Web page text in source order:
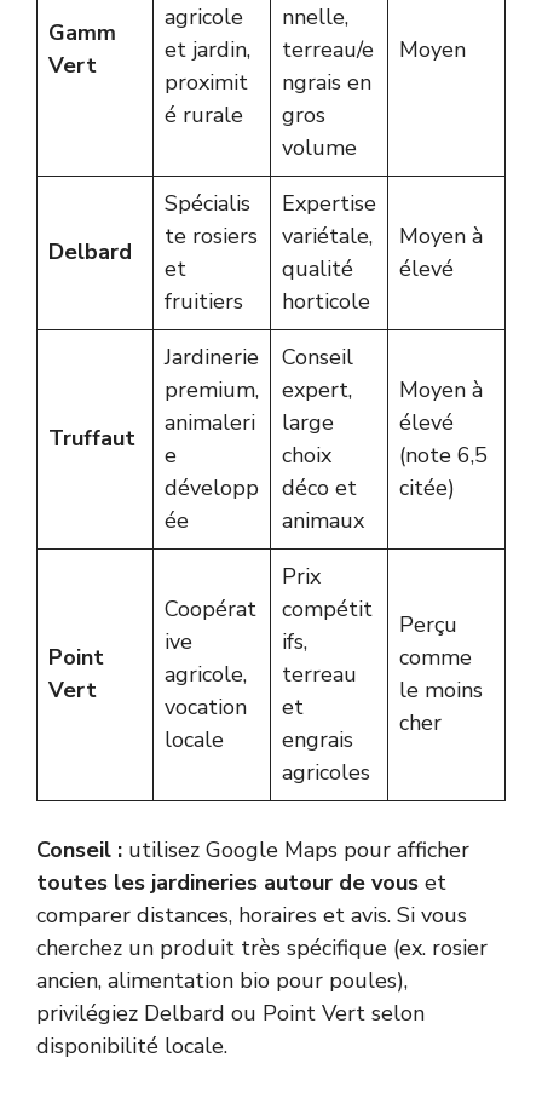
Gamm
Vert
agricole
et jardin,
proximit
é rurale
nnelle,
terreau/e
ngrais en
gros
volume
Moyen
Delbard
Spécialis
te rosiers
et
fruitiers
Expertise
variétale,
qualité
horticole
Moyen à
élevé
Truffaut
Jardinerie
premium,
animaleri
e
développ
ée
Conseil
expert,
large
choix
déco et
animaux
Moyen à
élevé
(note 6,5
citée)
Point
Vert
Coopérat
ive
agricole,
vocation
locale
Prix
compétit
ifs,
terreau
et
engrais
agricoles
Perçu
comme
le moins
cher
Conseil : utilisez Google Maps pour afficher
toutes les jardineries autour de vous et
comparer distances, horaires et avis. Si vous
cherchez un produit très spécifique (ex. rosier
ancien, alimentation bio pour poules),
privilégiez Delbard ou Point Vert selon
disponibilité locale.